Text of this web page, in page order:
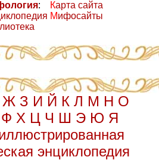
:
Карта сайта
Мифосайты
Ж З И Й К Л М Н О
Ф Х Ц Ч Ш Э Ю Я
энциклопедия